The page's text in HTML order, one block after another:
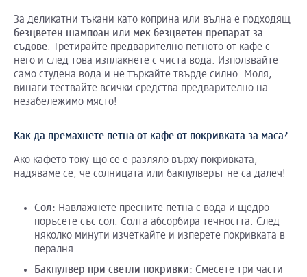
За деликатни тъкани като коприна или вълна е подходящ
безцветен шампоан или мек безцветен препарат за
съдове. Третирайте предварително петното от кафе с
него и след това изплакнете с чиста вода. Използвайте
само студена вода и не търкайте твърде силно. Моля,
винаги тествайте всички средства предварително на
незабележимо място!
Как да премахнете петна от кафе от покривката за маса?
Ако кафето току-що се е разляло върху покривката,
надяваме се, че солницата или бакпулверът не са далеч!
Сол: Навлажнете пресните петна с вода и щедро
поръсете със сол. Солта абсорбира течността. След
няколко минути изчеткайте и изперете покривката в
пералня.
Бакпулвер при светли покривки: Смесете три части